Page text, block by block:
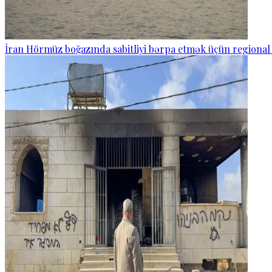
İran Hörmüz boğazında sabitliyi bərpa etmək üçün regional